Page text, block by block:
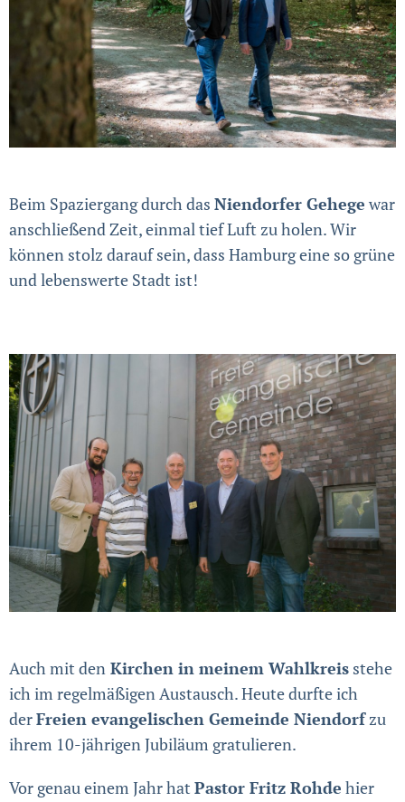
Beim Spaziergang durch das Niendorfer Gehege war
anschließend Zeit, einmal tief Luft zu holen. Wir
können stolz darauf sein, dass Hamburg eine so grüne
und lebenswerte Stadt ist!
Auch mit den Kirchen in meinem Wahlkreis stehe
ich im regelmäßigen Austausch. Heute durfte ich
derFreien evangelischen Gemeinde Niendorfzu
ihrem 10-jährigen Jubiläum gratulieren.
Vor genau einem Jahr hat Pastor Fritz Rohde hier